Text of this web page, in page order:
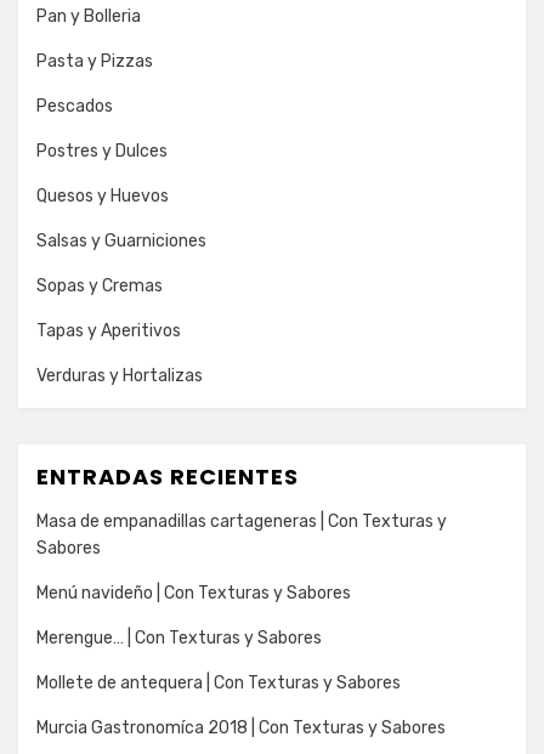
Pan y Bolleria
Pasta y Pizzas
Pescados
Postres y Dulces
Quesos y Huevos
Salsas y Guarniciones
Sopas y Cremas
Tapas y Aperitivos
Verduras y Hortalizas
ENTRADAS RECIENTES
Masa de empanadillas cartageneras | Con Texturas y
Sabores
Menú navideño | Con Texturas y Sabores
Merengue… | Con Texturas y Sabores
Mollete de antequera | Con Texturas y Sabores
Murcia Gastronomíca 2018 | Con Texturas y Sabores